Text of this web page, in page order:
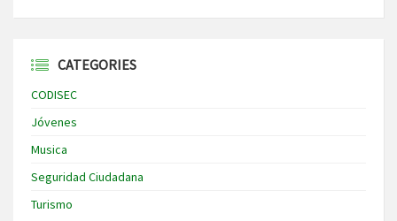
CATEGORIES
CODISEC
Jóvenes
Musica
Seguridad Ciudadana
Turismo